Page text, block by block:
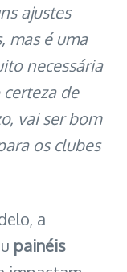
ajustes
mas é uma
necessária
de
vai ser bom
os clubes
a
painéis